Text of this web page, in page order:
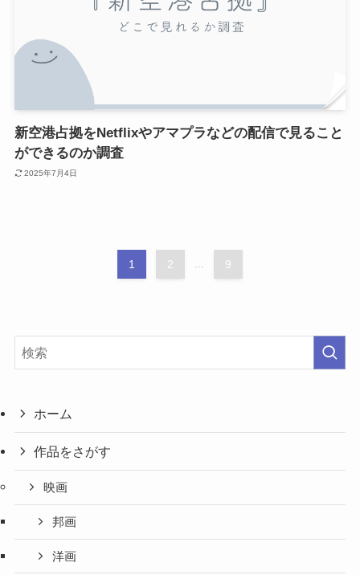
新空港占拠をNetflixやアマプラなどの配信で見ること
ができるのか調査
2025年7月4日
1 2 ... 9
ホーム
作品をさがす
映画
邦画
洋画